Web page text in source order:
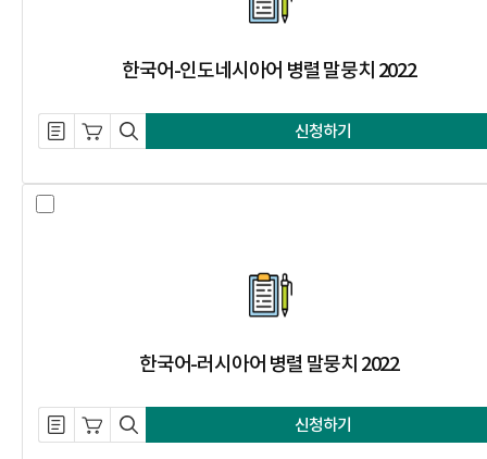
한국어-인도네시아어 병렬 말뭉치 2022
설명 자료 내려받기
장바구니 담기
미리보기 신청하기
한국어-러시아어 병렬 말뭉치 2022
설명 자료 내려받기
장바구니 담기
미리보기 신청하기